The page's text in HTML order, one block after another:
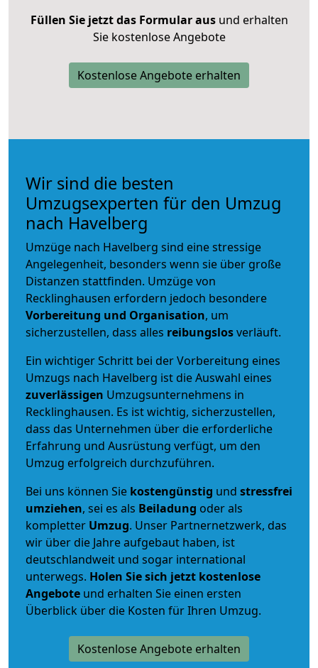
Füllen Sie jetzt das Formular ausund erhalten
Sie kostenlose Angebote
Kostenlose Angebote erhalten
Wir sind die besten
Umzugsexperten für den Umzug
nach Havelberg
Umzüge nach Havelberg sind eine stressige
Angelegenheit, besonders wenn sie über große
Distanzen stattfinden. Umzüge von
Recklinghausen erfordern jedoch besondere
Vorbereitung und Organisation, um
sicherzustellen, dass alles reibungslosverläuft.
Ein wichtiger Schritt bei der Vorbereitung eines
Umzugs nach Havelberg ist die Auswahl eines
zuverlässigen Umzugsunternehmens in
Recklinghausen. Es ist wichtig, sicherzustellen,
dass das Unternehmen über die erforderliche
Erfahrung und Ausrüstung verfügt, um den
Umzug erfolgreich durchzuführen.
Bei uns können Sie kostengünstig und stressfrei
umziehen, sei es als Beiladung oder als
kompletter Umzug. Unser Partnernetzwerk, das
wir über die Jahre aufgebaut haben, ist
deutschlandweit und sogar international
unterwegs. Holen Sie sich jetzt kostenlose
Angebote und erhalten Sie einen ersten
Überblick über die Kosten für Ihren Umzug.
Kostenlose Angebote erhalten